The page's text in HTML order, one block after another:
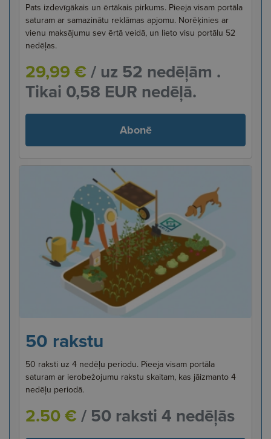
Pats izdevīgākais un ērtākais pirkums. Pieeja visam portāla
saturam ar samazinātu reklāmas apjomu. Norēķinies ar
vienu maksājumu sev ērtā veidā, un lieto visu portālu 52
nedēļas.
29,99 €/ uz 52 nedēļām .
Tikai 0,58 EUR nedēļā.
Abonē
50 rakstu
50 raksti uz 4 nedēļu periodu. Pieeja visam portāla
saturam ar ierobežojumu rakstu skaitam, kas jāizmanto 4
nedēļu periodā.
2.50 €/ 50 raksti 4 nedēļās